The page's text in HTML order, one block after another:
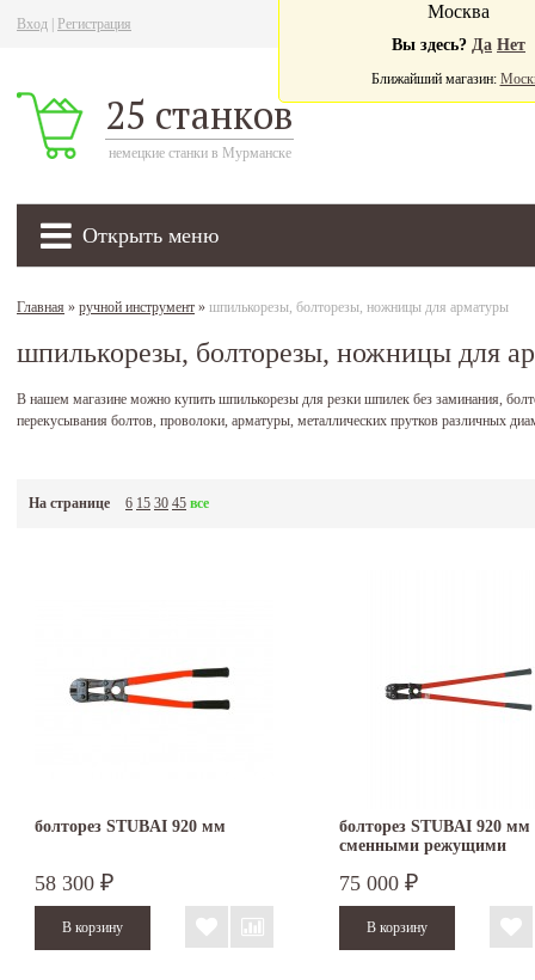
Вход Регистрация
25 станков
немецкие станки в Мурманске
Открыть меню
Москва
Вы здесь? Да Нет
Ближайший магазин:
Главная » ручной инструмент » шпилькорезы, болторезы, ножницы для арматуры
шпилькорезы, болторезы, ножницы для
В нашем магазине можно купить шпилькорезы для резки шпилек без заминания,
перекусывания болтов, проволоки, арматуры, металлических прутков различных
На странице 6 15 30 45 все
болторез STUBAI 920 мм
58 300 ₽
болторез STUBAI 920 мм
сменными режущими
75 000 ₽